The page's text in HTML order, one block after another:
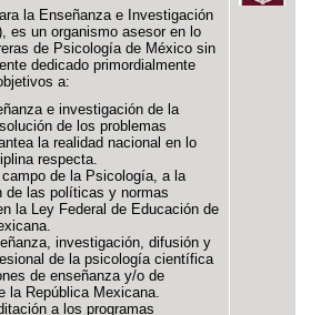
la Enseñanza e Investigación
es un organismo asesor en lo
de Psicología de México sin
dedicado primordialmente
a:
e investigación de la
de los problemas
la realidad nacional en lo
respecta.
de la Psicología, a la
de las políticas y normas
la Ley Federal de Educación de
investigación, difusión y
de la psicología científica
de enseñanza y/o de
la República Mexicana.
a los programas